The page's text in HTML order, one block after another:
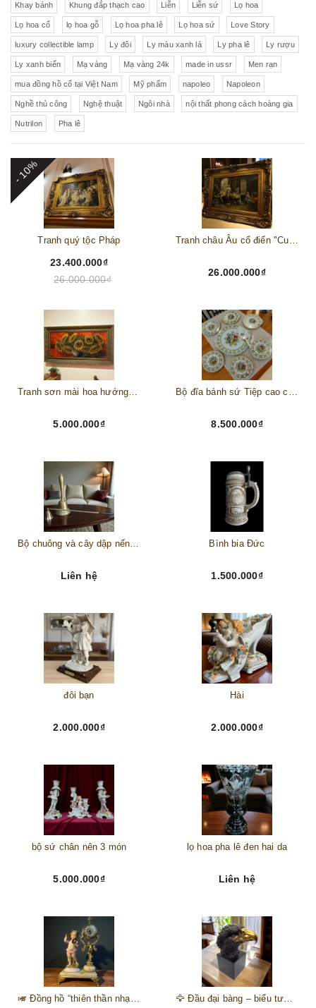
Khay bánh Khung đắp thạch cao Liễn Liễn sứ Lọ hoa
Lọ hoa cổ lọ hoa gỗ Lọ hoa pha lê Lọ hoa sứ Love Story
luxury collectible lamp Ly đôi Ly màu xanh lá Ly pha lê Ly rượu
Ly xanh biển Mạ vàng Mạ vàng 24k made in ussr Men rạn
mua đồng hồ cổ tại Việt Nam Mỹ phẩm napoleo Napoleon
Nghề thủ công Nghệ thuật Ngôi nhà nội thất phong cách hoàng gia
Nutrilon Pha lê
- 10%
Tranh quý tộc Pháp
23.400.000₫
26.000.000₫
Tranh châu Âu cổ điển "Cuộc sống lao động"
26.000.000₫
Tranh sơn mài hoa hướng dương châu Âu
5.000.000₫
Bộ đĩa bánh sứ Tiệp cao cấp – Biểu tượng tinh tế cho bàn tiệc thượng lưu
8.500.000₫
Bộ chuông và cây dập nến đồng
Liên hệ
Bình bia Đức
1.500.000₫
đôi bạn
2.000.000₫
Hài
2.000.000₫
bộ sứ chân nên 3 món
5.000.000₫
lọ hoa pha lê đen hai da
Liên hệ
🎺 Đồng hồ “thiên thần nhạc hội” – tuyệt mỹ phẩm trang trí phong cách hoàng gia 🎼 🦅 Đầu đại bàng – biểu tượng của kẻ chinh phục trên đỉnh núi thành công 🦅